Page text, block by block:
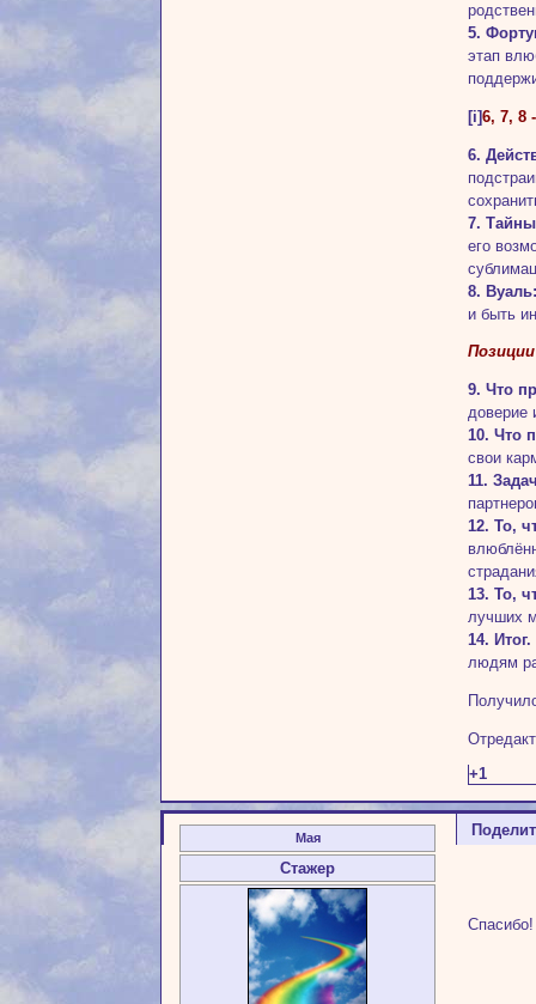
5.
этап
[i]6, 7, 8
6.
7.
его
8.
и быть
9. Что
доверие
10. Что
свои
11.
12. То,
13. То,
лучших
14.
людям
+1
Мая
Стажер